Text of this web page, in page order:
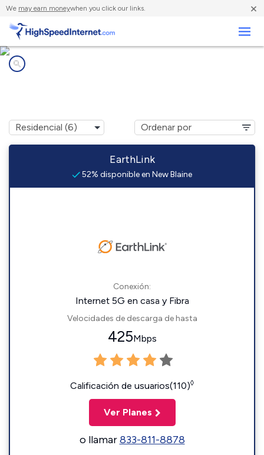
We may earn moneywhen you click our links. ×
EarthLink
52% disponible en New Blaine
Conexión:
Internet 5G en casa y Fibra
Velocidades de descarga de hasta
425Mbps
Calificación de usuarios(110)◊
Ver Planes
o llamar833-811-8878